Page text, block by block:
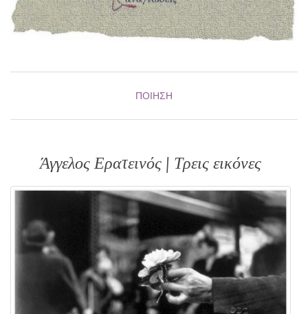
ΠΟΊΗΣΗ
Άγγελος Ερατεινός | Τρεις εικόνες